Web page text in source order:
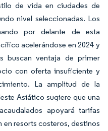
de vida en ciudades de
nivel seleccionadas. Los
por delante de esta
acelerándose en 2024 y
buscan ventaja de primer
con oferta insuficiente y
La amplitud de la
Asiático sugiere que una
apoyará tarifas
resorts costeros, destinos